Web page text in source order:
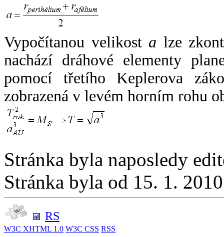
Vypočítanou velikost a lze
nachází dráhové elementy
pomocí třetího Keplerova
zobrazená v levém horním rohu
Stránka byla naposledy
Stránka byla od 15. 1.
RS
W3C XHTML 1.0 W3C CSS RSS